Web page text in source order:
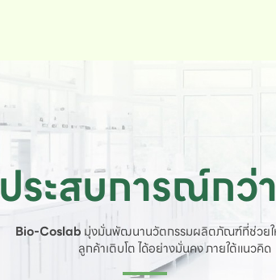
ประสบการณ์กว่า
Bio-Coslab มุ่งมั่นพัฒนานวัตกรรมผลิตภัณฑ์ที่ช่วยใ
ลูกค้าเติบโต ได้อย่างมั่นคง ภายใต้แนวคิด